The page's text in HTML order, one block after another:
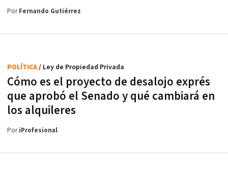
PorFernando Gutiérrez
Cómo es el proyecto de desalojo exprés
que aprobó el Senado y qué cambiará en
los alquileres
POLÍTICA/ Ley de Propiedad Privada
PoriProfesional